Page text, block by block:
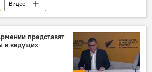
Видео
представят
в ведущих